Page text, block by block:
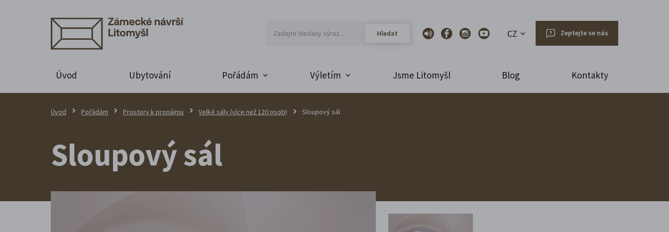
CZ Zeptejte se nás
Úvod Ubytování Pořádám Výletím Jsme Litomyšl Blog Kontakty
Úvod Pořádám Prostory k pronájmu Velké sály (více než 120 osob) Sloupový sál
Sloupový sál